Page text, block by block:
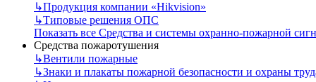
↳Продукция компании «Hikvision»
↳Типовые решения ОПС
Показать все Средства и системы охранно-пожарной
Средства пожаротушения
↳Вентили пожарные
↳Знаки и плакаты пожарной безопасности и охраны